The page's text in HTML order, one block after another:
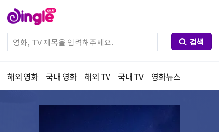
검색
해외 영화 국내 영화 해외 TV 국내 TV 영화뉴스